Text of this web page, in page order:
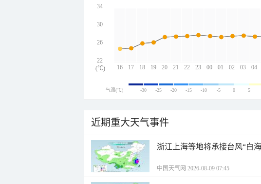
16 17 18 19 20 21 22 23 00 01 02 03 04
34
30
26
22
(℃)
气温(℃) -30 -25 -20 -15 -10 -5 0 5
近期重大天气事件
浙江上海等地将承接台风“白
中国天气网 2026-08-09 07:45